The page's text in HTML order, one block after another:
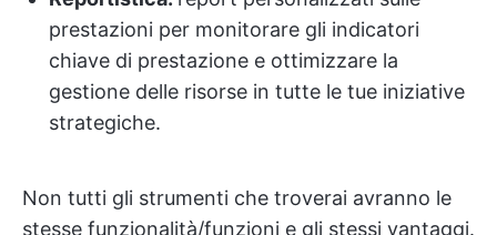
prestazioni per monitorare gli indicatori
chiave di prestazione e ottimizzare la
gestione delle risorse in tutte le tue iniziative
strategiche.
Non tutti gli strumenti che troverai avranno le
stesse funzionalità/funzioni e gli stessi vantaggi.